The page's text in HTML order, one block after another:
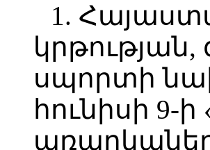
1.
կրթության,
սպորտի
հունիսի